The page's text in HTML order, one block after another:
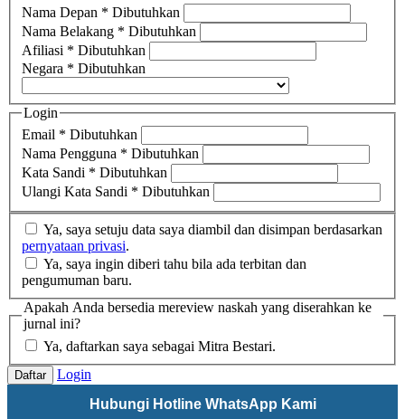
Nama Depan * Dibutuhkan
Nama Belakang * Dibutuhkan
Afiliasi * Dibutuhkan
Negara * Dibutuhkan
Login
Email * Dibutuhkan
Nama Pengguna * Dibutuhkan
Kata Sandi * Dibutuhkan
Ulangi Kata Sandi * Dibutuhkan
Ya, saya setuju data saya diambil dan disimpan berdasarkan
pernyataan privasi.
pengumuman baru.
Apakah Anda bersedia mereview naskah yang diserahkan ke
jurnal ini?
Ya, daftarkan saya sebagai Mitra Bestari.
Daftar
Login
Hubungi Hotline WhatsApp Kami